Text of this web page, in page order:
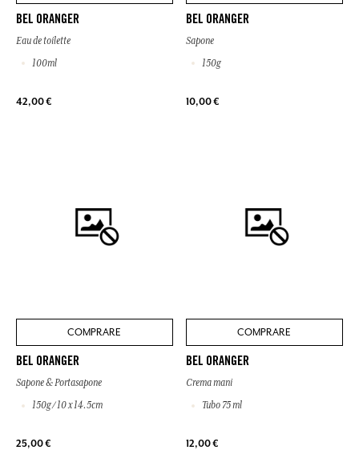
BEL ORANGER
Eau de toilette
100ml
42,00 €
BEL ORANGER
Sapone
150g
10,00 €
COMPRARE
BEL ORANGER
Sapone & Portasapone
150g / 10 x 14.5cm
25,00 €
COMPRARE
BEL ORANGER
Crema mani
Tubo 75 ml
12,00 €